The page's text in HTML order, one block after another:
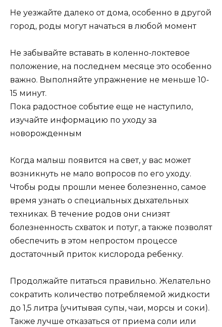
Не уезжайте далеко от дома, особенно в другой
город, роды могут начаться в любой момент
Не забывайте вставать в коленно-локтевое
положение, на последнем месяце это особенно
важно. Выполняйте упражнение не меньше 10-
15 минут.
Пока радостное событие еще не наступило,
изучайте информацию по уходу за
новорожденным
Когда малыш появится на свет, у вас может
возникнуть не мало вопросов по его уходу.
Чтобы роды прошли менее болезненно, самое
время узнать о специальных дыхательных
техниках. В течение родов они снизят
болезненность схваток и потуг, а также позволят
обеспечить в этом непростом процессе
достаточный приток кислорода ребенку.
Продолжайте питаться правильно. Желательно
сократить количество потребляемой жидкости
до 1,5 литра (учитывая супы, чаи, морсы и соки).
Также лучше отказаться от приема соли или